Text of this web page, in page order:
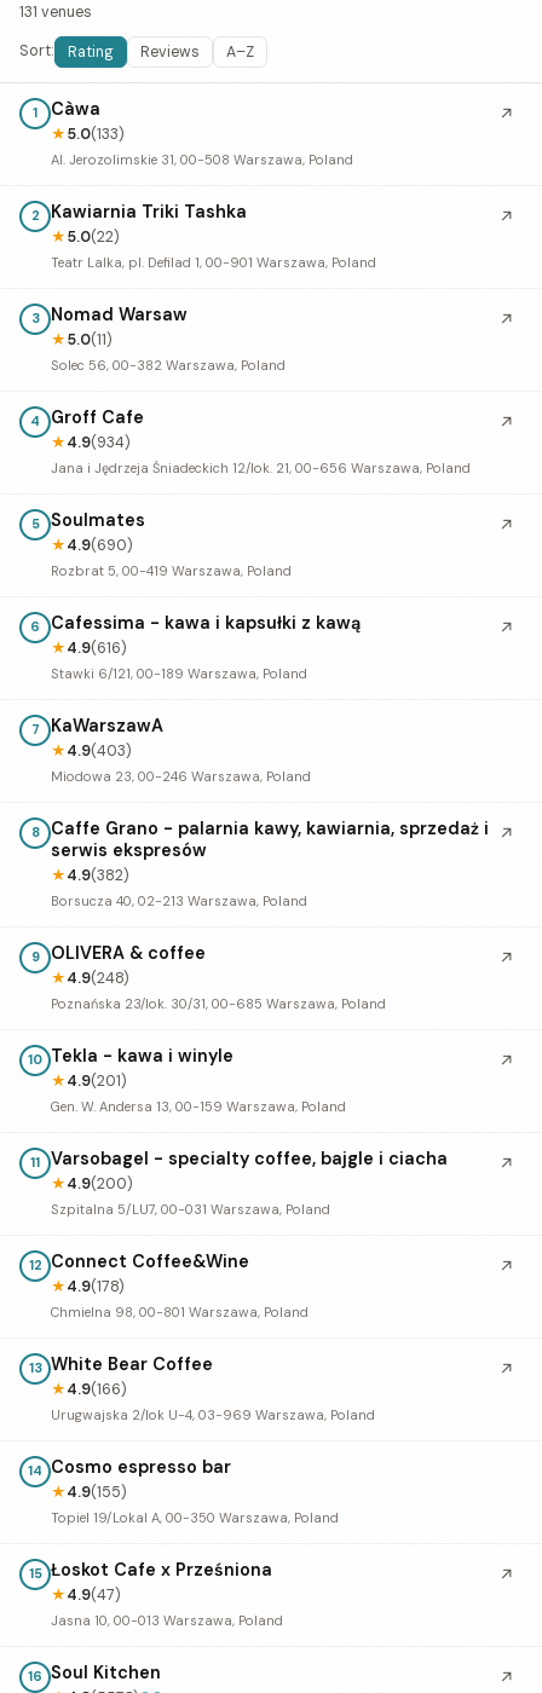
131 venues
Sort: Rating Reviews A–Z
1 Càwa
★5.0(133)
Al. Jerozolimskie 31, 00-508 Warszawa, Poland
↗
2 Kawiarnia Triki Tashka
★5.0(22)
Teatr Lalka, pl. Defilad 1, 00-901 Warszawa, Poland
↗
3 Nomad Warsaw
★5.0(11)
Solec 56, 00-382 Warszawa, Poland
↗
4 Groff Cafe
★4.9(934)
Jana i Jędrzeja Śniadeckich 12/lok. 21, 00-656 Warszawa, Poland
↗
5 Soulmates
★4.9(690)
Rozbrat 5, 00-419 Warszawa, Poland
↗
6 Cafessima - kawa i kapsułki z kawą
★4.9(616)
Stawki 6/121, 00-189 Warszawa, Poland
↗
7 KaWarszawA
★4.9(403)
Miodowa 23, 00-246 Warszawa, Poland
8
Caffe Grano - palarnia kawy, kawiarnia, sprzedaż i
serwis ekspresów
★4.9(382)
Borsucza 40, 02-213 Warszawa, Poland
↗
9 OLIVERA & coffee
★4.9(248)
Poznańska 23/lok. 30/31, 00-685 Warszawa, Poland
↗
10 Tekla - kawa i winyle
★4.9(201)
Gen. W. Andersa 13, 00-159 Warszawa, Poland
↗
11 Varsobagel - specialty coffee, bajgle i ciacha
★4.9(200)
Szpitalna 5/LU7, 00-031 Warszawa, Poland
↗
12 Connect Coffee&Wine
★4.9(178)
Chmielna 98, 00-801 Warszawa, Poland
↗
13 White Bear Coffee
★4.9(166)
Urugwajska 2/lok U-4, 03-969 Warszawa, Poland
↗
14 Cosmo espresso bar
★4.9(155)
Topiel 19/Lokal A, 00-350 Warszawa, Poland
15 Łoskot Cafe x Prześniona
★4.9(47)
Jasna 10, 00-013 Warszawa, Poland
↗
16 Soul Kitchen ↗